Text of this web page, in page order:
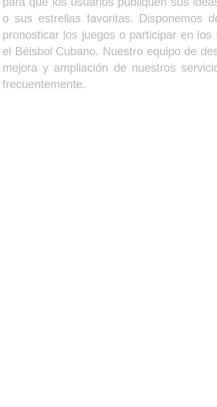
o sus estrellas favoritas. Disponemos
pronosticar los juegos o participar en
el Béisbol Cubano. Nuestro equipo de
mejora y ampliación de nuestros
frecuentemente.